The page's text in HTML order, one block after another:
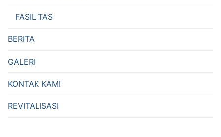
FASILITAS
BERITA
GALERI
KONTAK KAMI
REVITALISASI